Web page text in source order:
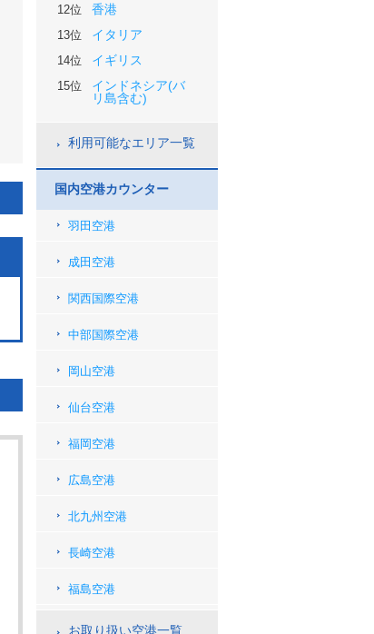
12位 香港
13位 イタリア
14位 イギリス
15位
インドネシア(バ
リ島含む)
利用可能なエリア一覧
国内空港カウンター
羽田空港
成田空港
関西国際空港
中部国際空港
岡山空港
仙台空港
福岡空港
広島空港
北九州空港
長崎空港
福島空港
お取り扱い空港一覧